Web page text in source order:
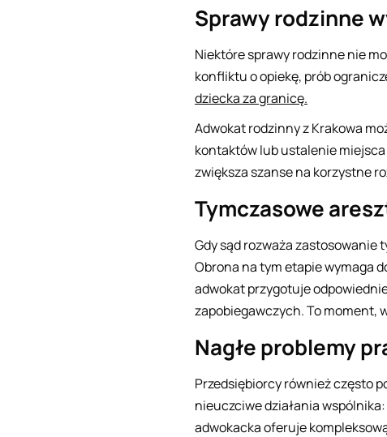
Sprawy rodzinne
Niektóre sprawy rodzinne nie
konfliktu o opiekę, prób
dziecka za granicę.
Adwokat rodzinny z Krakowa
kontaktów lub ustalenie
zwiększa szanse na korzystne
Tymczasowe
Gdy sąd rozważa
Obrona na tym etapie wymaga
adwokat przygotuje
zapobiegawczych. To moment,
Nagłe problemy
Przedsiębiorcy również często
nieuczciwe działania
adwokacka oferuje